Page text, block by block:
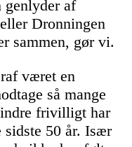
genlyder af
Dronningen
sammen, gør vi.
været en
så mange
frivilligt har
sidste 50 år. Især